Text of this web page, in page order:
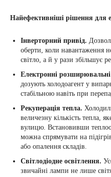
Найефективніші рішення для
Інверторний привід.
оберти, коли навантаження
світло, а й у рази збільшує
Електронні
дозують холодоагент у
стабільною навіть при
Рекуперація тепла.
величезну кількість тепла,
вулицю. Встановивши
можна спрямувати на
або опалення складів.
Світлодіодне освітлення.
звичайні лампи не лише